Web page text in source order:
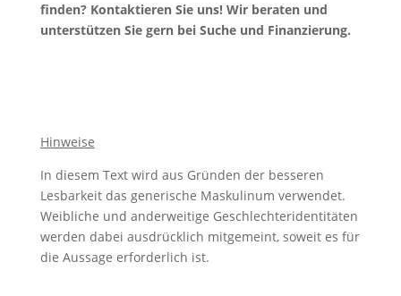
finden? Kontaktieren Sie uns! Wir beraten und
unterstützen Sie gern bei Suche und Finanzierung.
Hinweise
In diesem Text wird aus Gründen der besseren
Lesbarkeit das generische Maskulinum verwendet.
Weibliche und anderweitige Geschlechteridentitäten
werden dabei ausdrücklich mitgemeint, soweit es für
die Aussage erforderlich ist.